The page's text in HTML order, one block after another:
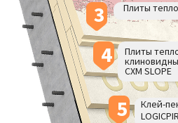
3
4
5
Плиты
СХМ SLOPE
Клей-
LOGICPIR
Плиты